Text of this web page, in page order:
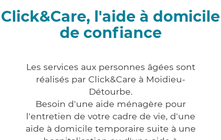
Click&Care, l'aide à domicile
de confiance
Les services aux personnes âgées sont
réalisés par Click&Care à Moidieu-
Détourbe.
Besoin d'une aide ménagère pour
l'entretien de votre cadre de vie, d'une
aide à domicile temporaire suite à une